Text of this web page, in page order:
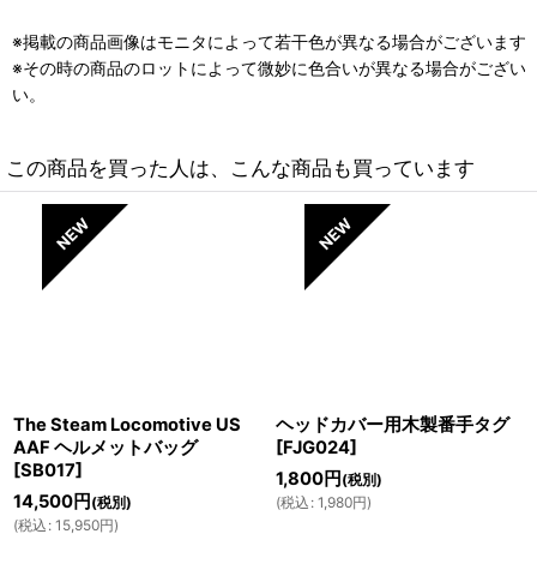
※掲載の商品画像はモニタによって若干色が異なる場合がございます
※その時の商品のロットによって微妙に色合いが異なる場合がござい
い。
この商品を買った人は、こんな商品も買っています
The Steam Locomotive US
AAF ヘルメットバッグ
[SB017]
14,500円 (税別)
(税込 : 15,950円)
ヘッドカバー用木製番手タグ
[FJG024]
1,800円 (税別)
(税込 : 1,980円)